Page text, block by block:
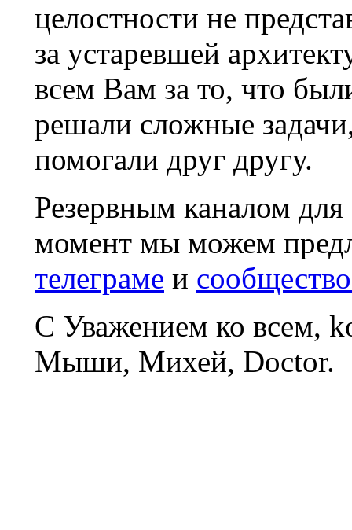
целостности не
за устаревшей
всем Вам за то, что
решали сложные
помогали друг другу.
Резервным каналом
момент мы можем
телеграме и
С Уважением ко всем,
Мыши, Михей, Doctor.